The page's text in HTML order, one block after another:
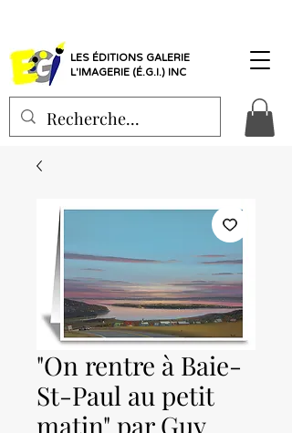
LES ÉDITIONS GALERIE
L'IMAGERIE (É.G.I.) INC
"On rentre à Baie-
St-Paul au petit
matin" par Guy